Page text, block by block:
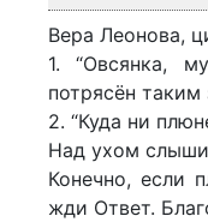
Вера Леонова,
1. “Овсянка,
потрясён таким
2. “Куда ни
Над ухом
Конечно, если
жди Ответ.